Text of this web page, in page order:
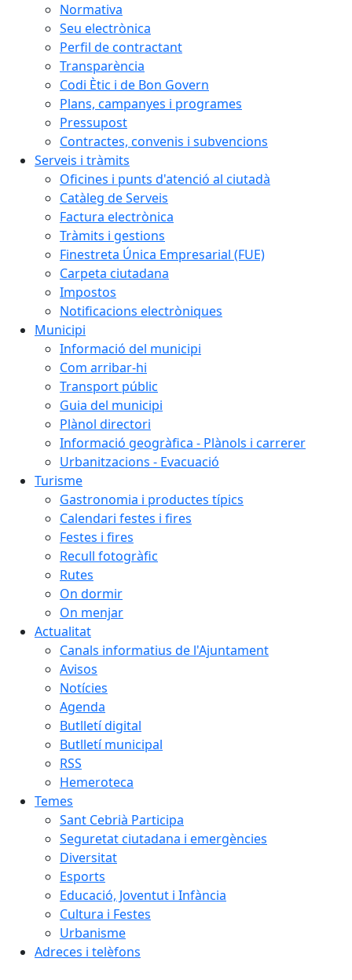
Normativa
Seu electrònica
Perfil de contractant
Transparència
Codi Ètic i de Bon Govern
Plans, campanyes i programes
Pressupost
Contractes, convenis i subvencions
Serveis i tràmits
Oficines i punts d'atenció al ciutadà
Catàleg de Serveis
Factura electrònica
Tràmits i gestions
Finestreta Única Empresarial (FUE)
Carpeta ciutadana
Impostos
Notificacions electròniques
Municipi
Informació del municipi
Com arribar-hi
Transport públic
Guia del municipi
Plànol directori
Informació geogràfica - Plànols i carrerer
Urbanitzacions - Evacuació
Turisme
Gastronomia i productes típics
Calendari festes i fires
Festes i fires
Recull fotogràfic
Rutes
On dormir
On menjar
Actualitat
Canals informatius de l'Ajuntament
Avisos
Notícies
Agenda
Butlletí digital
Butlletí municipal
RSS
Hemeroteca
Temes
Sant Cebrià Participa
Seguretat ciutadana i emergències
Diversitat
Esports
Educació, Joventut i Infància
Cultura i Festes
Urbanisme
Adreces i telèfons